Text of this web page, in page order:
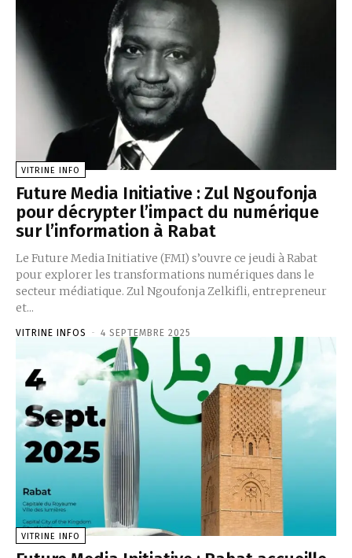
VITRINE INFO
Future Media Initiative : Zul Ngoufonja
pour décrypter l’impact du numérique
sur l’information à Rabat
Le Future Media Initiative (FMI) s’ouvre ce jeudi à Rabat
pour explorer les transformations numériques dans le
secteur médiatique. Zul Ngoufonja Zelkifli, entrepreneur
et...
VITRINE INFOS - 4 SEPTEMBRE 2025
VITRINE INFO